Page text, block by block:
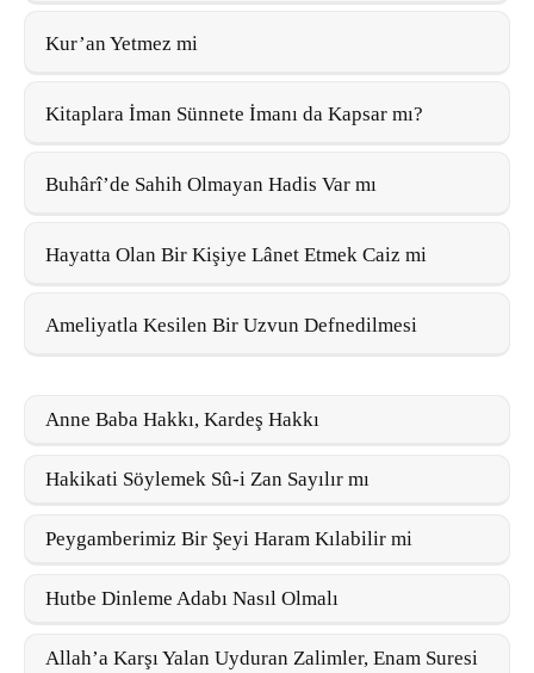
Kur’an Yetmez mi
Kitaplara İman Sünnete İmanı da Kapsar mı?
Buhârî’de Sahih Olmayan Hadis Var mı
Hayatta Olan Bir Kişiye Lânet Etmek Caiz mi
Ameliyatla Kesilen Bir Uzvun Defnedilmesi
Anne Baba Hakkı, Kardeş Hakkı
Hakikati Söylemek Sû-i Zan Sayılır mı
Peygamberimiz Bir Şeyi Haram Kılabilir mi
Hutbe Dinleme Adabı Nasıl Olmalı
Allah’a Karşı Yalan Uyduran Zalimler, Enam Suresi